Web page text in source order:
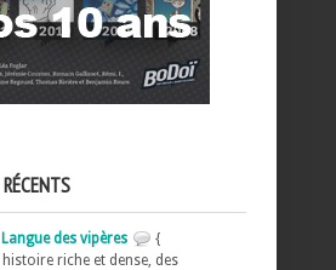
Langue des vipères
{
riche et dense, des